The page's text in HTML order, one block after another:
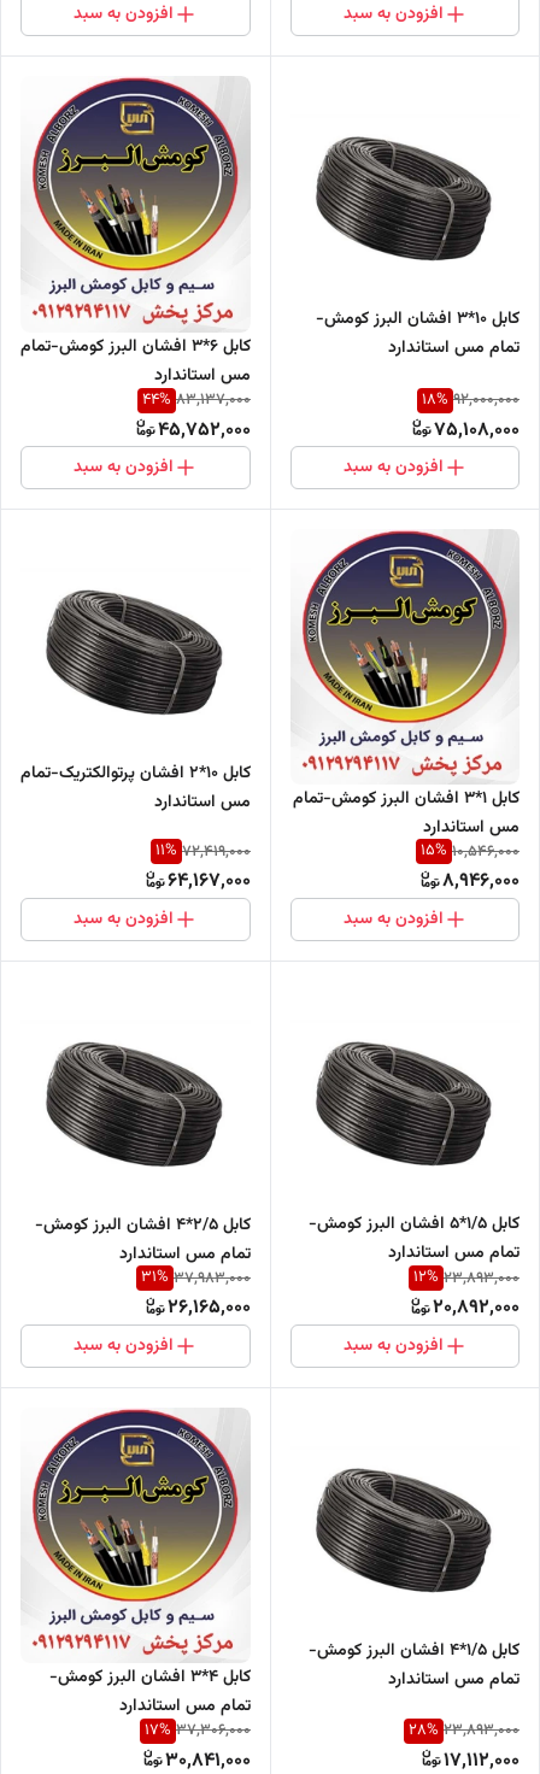
افزودن به سبد افزودن به سبد
کابل 10*3 افشان البرز کومش-
تمام مس استاندارد
92,000,000
18%
75,108,000
افزودن به سبد
کابل 6*3 افشان البرز کومش-تمام
مس استاندارد
83,137,000
44%
45,752,000
افزودن به سبد
کابل 1*3 افشان البرز کومش-تمام
مس استاندارد
10,546,000
15%
8,946,000
افزودن به سبد
کابل 10*2 افشان پرتوالکتریک-تمام
مس استاندارد
72,419,000
11%
64,167,000
افزودن به سبد
کابل 1/5*5 افشان البرز کومش-
تمام مس استاندارد
23,893,000
12%
20,892,000
افزودن به سبد
کابل 2/5*4 افشان البرز کومش-
تمام مس استاندارد
37,983,000
31%
26,165,000
افزودن به سبد
کابل 1/5*4 افشان البرز کومش-
تمام مس استاندارد
23,893,000
28%
17,112,000
کابل 4*3 افشان البرز کومش-
تمام مس استاندارد
37,306,000
17%
30,841,000